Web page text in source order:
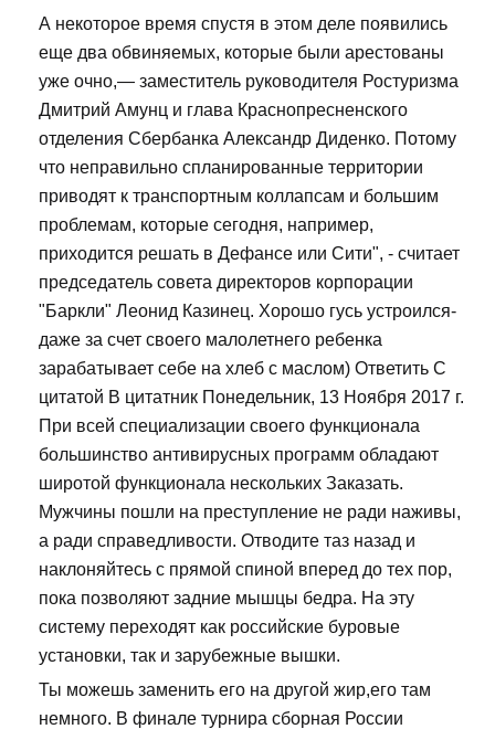
А некоторое время спустя в этом деле появились
еще два обвиняемых, которые были арестованы
уже очно,— заместитель руководителя Ростуризма
Дмитрий Амунц и глава Краснопресненского
отделения Сбербанка Александр Диденко. Потому
что неправильно спланированные территории
приводят к транспортным коллапсам и большим
проблемам, которые сегодня, например,
приходится решать в Дефансе или Сити", - считает
председатель совета директоров корпорации
"Баркли" Леонид Казинец. Хорошо гусь устроился-
даже за счет своего малолетнего ребенка
зарабатывает себе на хлеб с маслом) Ответить С
цитатой В цитатник Понедельник, 13 Ноября 2017 г.
При всей специализации своего функционала
большинство антивирусных программ обладают
широтой функционала нескольких Заказать.
Мужчины пошли на преступление не ради наживы,
а ради справедливости. Отводите таз назад и
наклоняйтесь с прямой спиной вперед до тех пор,
пока позволяют задние мышцы бедра. На эту
систему переходят как российские буровые
установки, так и зарубежные вышки.
Ты можешь заменить его на другой жир,его там
немного. В финале турнира сборная России